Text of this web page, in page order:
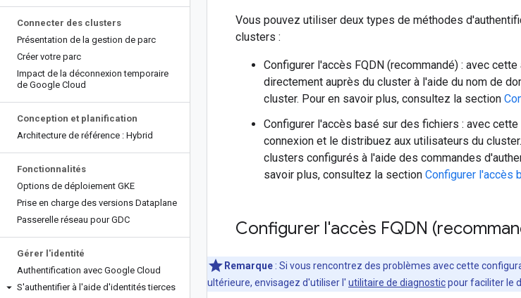
Connecter des clusters
Présentation de la gestion de parc
Créer votre parc
Impact de la déconnexion temporaire
de Google Cloud
Conception et planification
Architecture de référence : Hybrid
Fonctionnalités
Options de déploiement GKE
Prise en charge des versions Dataplane
Passerelle réseau pour GDC
Gérer l'identité
Authentification avec Google Cloud
S'authentifier à l'aide d'identités tierces
Vous pouvez utiliser deux types de méthodes
clusters :
Configurer l'accès FQDN (recommandé) : avec
directement auprès du cluster à l'aide du nom de
cluster. Pour en savoir plus, consultez la section
Configurer l'accès basé sur des fichiers : avec
connexion et le distribuez aux utilisateurs du
clusters configurés à l'aide des commandes
savoir plus, consultez la section Configurer l'accès
Configurer l'accès FQDN
Remarque : Si vous rencontrez des problèmes avec cette
ultérieure, envisagez d'utiliser l' utilitaire de diagnosticpour faciliter le